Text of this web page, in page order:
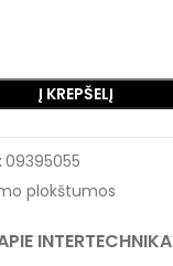
Į KREPŠELĮ
09395055
plokštumos
INTERTECHNIKA